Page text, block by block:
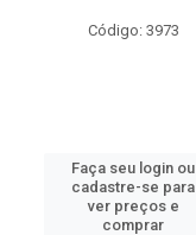
Código: 3973
Faça seu login ou
cadastre-se para
ver preços e
comprar